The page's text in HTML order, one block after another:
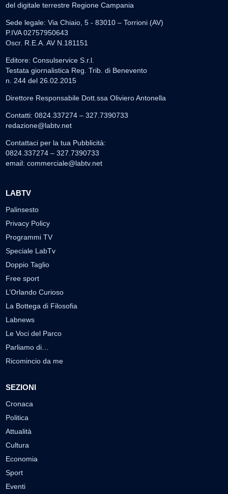
del digitale terrestre Regione Campania
Sede legale: Via Chiaio, 5 - 83010 – Torrioni (AV)
P.IVA 02757950643
Oscr. R.E.A. AV N.181151
Editore: Consulservice S.r.l.
Testata giornalistica Reg. Trib. di Benevento
n. 244 del 26.02.2015
Direttore Responsabile Dott.ssa Oliviero Antonella
Contatti: 0824.337274 – 327.7390733
redazione@labtv.net
Contattaci per la tua Pubblicità:
0824.337274 – 327.7390733
email: commerciale@labtv.net
LABTV
Palinsesto
Privacy Policy
Programmi TV
Speciale LabTv
Doppio Taglio
Free sport
L’Orlando Curioso
La Bottega di Filosofia
Labnews
Le Voci del Parco
Parliamo di…
Ricomincio da me
SEZIONI
Cronaca
Politica
Attualità
Cultura
Economia
Sport
Eventi